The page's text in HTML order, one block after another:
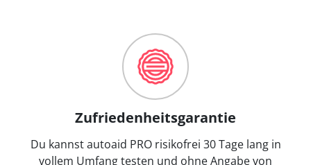
Zufriedenheitsgarantie
Du kannst autoaid PRO risikofrei 30 Tage lang in
vollem Umfang testen und ohne Angabe von